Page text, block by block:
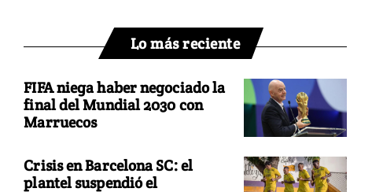
Lo más reciente
FIFA niega haber negociado la
final del Mundial 2030 con
Marruecos
Crisis en Barcelona SC: el
plantel suspendió el